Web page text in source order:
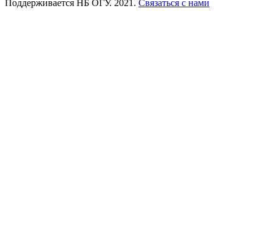
Поддерживается НБ ОГУ. 2021. Связаться с нами